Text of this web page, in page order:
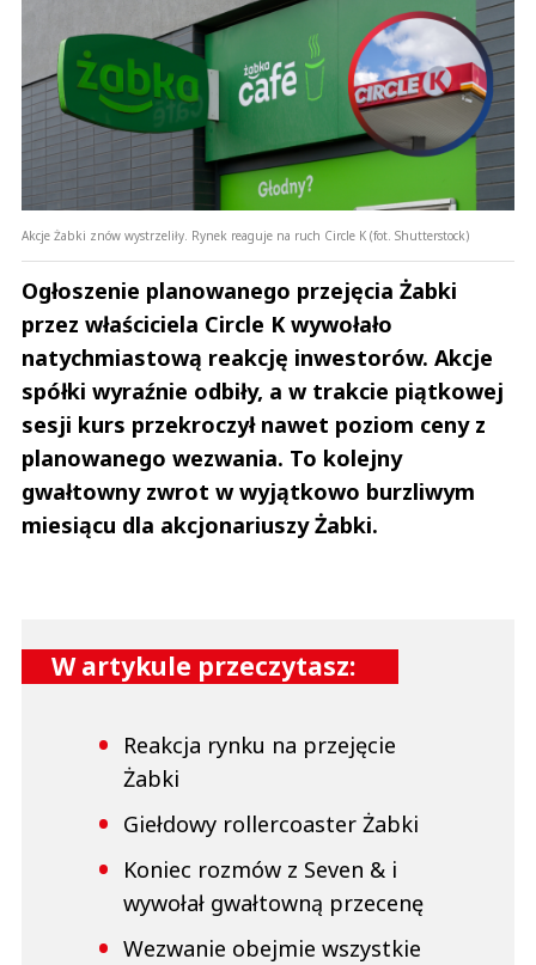
Akcje Żabki znów wystrzeliły. Rynek reaguje na ruch Circle K (fot. Shutterstock)
Ogłoszenie planowanego przejęcia Żabki
przez właściciela Circle K wywołało
natychmiastową reakcję inwestorów. Akcje
spółki wyraźnie odbiły, a w trakcie piątkowej
sesji kurs przekroczył nawet poziom ceny z
planowanego wezwania. To kolejny
gwałtowny zwrot w wyjątkowo burzliwym
miesiącu dla akcjonariuszy Żabki.
W artykule przeczytasz:
Reakcja rynku na przejęcie
Żabki
Giełdowy rollercoaster Żabki
Koniec rozmów z Seven & i
wywołał gwałtowną przecenę
Wezwanie obejmie wszystkie